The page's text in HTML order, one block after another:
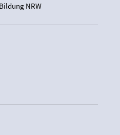
NRW